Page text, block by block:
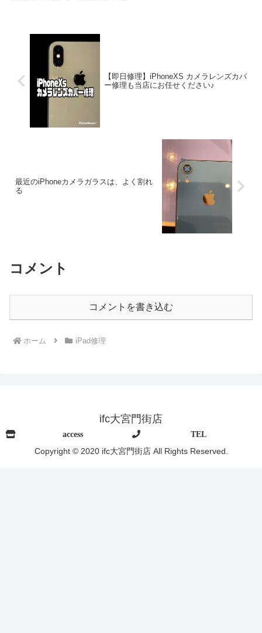
テリーの減りが早いとの事。この
症状はバッテリー交換で改善され
る事がほとんどですので、ご安心
【即日修理】iPhoneXS カメラレンズカバ
ー修理も当店にお任せください♪
最近のiPhoneカメラガラスは、よく割れ
る
コメント
コメントを書き込む
ホーム iPad修理
ifc大宮門街店
access TEL
Copyright © 2020 ifc大宮門街店 All Rights Reserved.